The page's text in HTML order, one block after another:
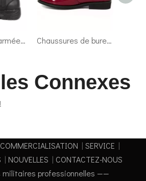
Chaussures de bureau brillantes Oxford Oxford Oxford Military 1241 Patrol Infantry rituel militaire bottes en cuir complet 6231
Connexes
COMMERCIALISATION | SERVICE |
| NOUVELLES | CONTACTEZ-NOUS
militaires professionnelles ——